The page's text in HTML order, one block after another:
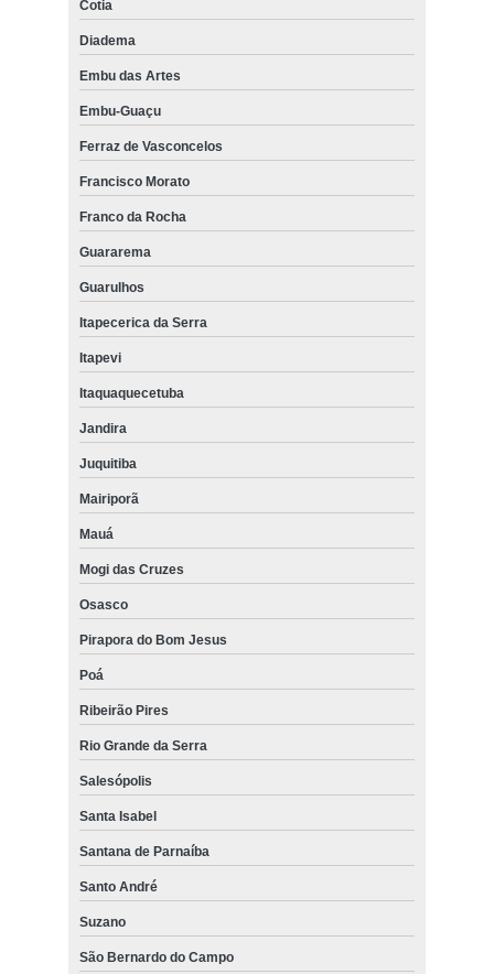
Cotia
Diadema
Embu das Artes
Embu-Guaçu
Ferraz de Vasconcelos
Francisco Morato
Franco da Rocha
Guararema
Guarulhos
Itapecerica da Serra
Itapevi
Itaquaquecetuba
Jandira
Juquitiba
Mairiporã
Mauá
Mogi das Cruzes
Osasco
Pirapora do Bom Jesus
Poá
Ribeirão Pires
Rio Grande da Serra
Salesópolis
Santa Isabel
Santana de Parnaíba
Santo André
Suzano
São Bernardo do Campo